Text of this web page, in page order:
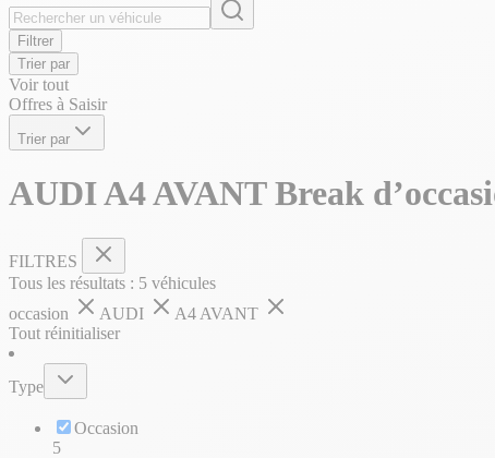
Filtrer
Trier par
Voir tout
Offres à Saisir
Trier par
AUDI A4 AVANT Break
FILTRES
Tous les résultats : 5 véhicules
occasion
AUDI
A4 AVANT
Tout réinitialiser
Type
Occasion
5